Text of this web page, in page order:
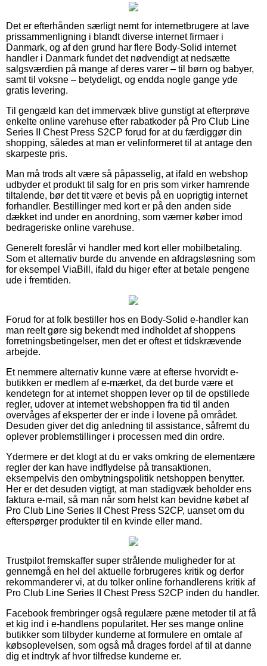
Det er efterhånden særligt nemt for internetbrugere at lave
prissammenligning i blandt diverse internet firmaer i
Danmark, og af den grund har flere Body-Solid internet
handler i Danmark fundet det nødvendigt at nedsætte
salgsværdien på mange af deres varer – til børn og babyer,
samt til voksne – betydeligt, og endda nogle gange yde
gratis levering.
Til gengæld kan det immervæk blive gunstigt at efterprøve
enkelte online varehuse efter rabatkoder på Pro Club Line
Series II Chest Press S2CP forud for at du færdiggør din
shopping, således at man er velinformeret til at antage den
skarpeste pris.
Man må trods alt være så påpasselig, at ifald en webshop
udbyder et produkt til salg for en pris som virker hamrende
tiltalende, bør det tit være et bevis på en uoprigtig internet
forhandler. Bestillinger med kort er på den anden side
dækket ind under en anordning, som værner køber imod
bedrageriske online varehuse.
Generelt foreslår vi handler med kort eller mobilbetaling.
Som et alternativ burde du anvende en afdragsløsning som
for eksempel ViaBill, ifald du higer efter at betale pengene
ude i fremtiden.
Forud for at folk bestiller hos en Body-Solid e-handler kan
man reelt gøre sig bekendt med indholdet af shoppens
forretningsbetingelser, men det er oftest et tidskrævende
arbejde.
Et nemmere alternativ kunne være at efterse hvorvidt e-
butikken er medlem af e-mærket, da det burde være et
kendetegn for at internet shoppen lever op til de opstillede
regler, udover at internet webshoppen fra tid til anden
overvåges af eksperter der er inde i lovene på området.
Desuden giver det dig anledning til assistance, såfremt du
oplever problemstillinger i processen med din ordre.
Ydermere er det klogt at du er vaks omkring de elementære
regler der kan have indflydelse på transaktionen,
eksempelvis den ombytningspolitik netshoppen benytter.
Her er det desuden vigtigt, at man stadigvæk beholder ens
faktura e-mail, så man når som helst kan bevidne købet af
Pro Club Line Series II Chest Press S2CP, uanset om du
efterspørger produkter til en kvinde eller mand.
Trustpilot fremskaffer super strålende muligheder for at
gennemgå en hel del aktuelle forbrugeres kritik og derfor
rekommanderer vi, at du tolker online forhandlerens kritik af
Pro Club Line Series II Chest Press S2CP inden du handler.
Facebook frembringer også regulære pæne metoder til at få
et kig ind i e-handlens popularitet. Her ses mange online
butikker som tilbyder kunderne at formulere en omtale af
købsoplevelsen, som også må drages fordel af til at danne
dig et indtryk af hvor tilfredse kunderne er.